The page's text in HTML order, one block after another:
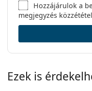
Hozzájárulok a
megjegyzés
Ezek is